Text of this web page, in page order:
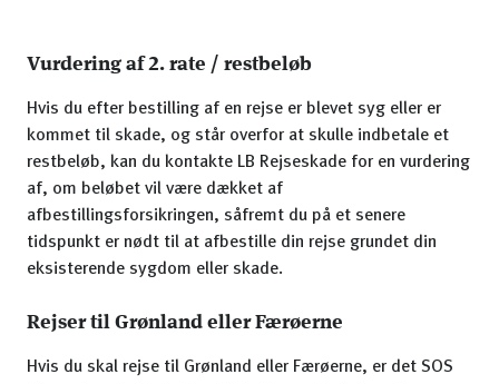
Vurdering af 2. rate / restbeløb
Hvis du efter bestilling af en rejse er blevet syg eller er
kommet til skade, og står overfor at skulle indbetale et
restbeløb, kan du kontakte LB Rejseskade for en vurdering
af, om beløbet vil være dækket af
afbestillingsforsikringen, såfremt du på et senere
tidspunkt er nødt til at afbestille din rejse grundet din
eksisterende sygdom eller skade.
Rejser til Grønland eller Færøerne
Hvis du skal rejse til Grønland eller Færøerne, er det SOS